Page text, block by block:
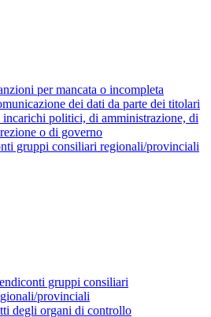
per mancata o incompleta
dei dati da parte dei titolari
incarichi politici, di amministrazione, di
o di governo
gruppi consiliari regionali/provinciali
gruppi consiliari
provinciali
degli organi di controllo